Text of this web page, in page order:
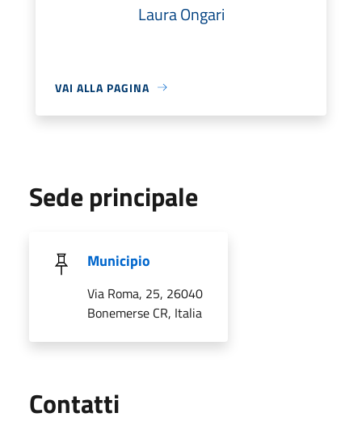
Laura Ongari
VAI ALLA PAGINA
Sede principale
Municipio
Via Roma, 25, 26040
Bonemerse CR, Italia
Contatti